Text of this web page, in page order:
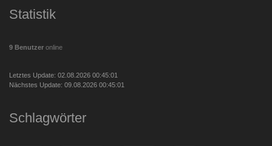
Statistik
9 Benutzer online
Letztes Update: 02.08.2026 00:45:01
Nächstes Update: 09.08.2026 00:45:01
Schlagwörter